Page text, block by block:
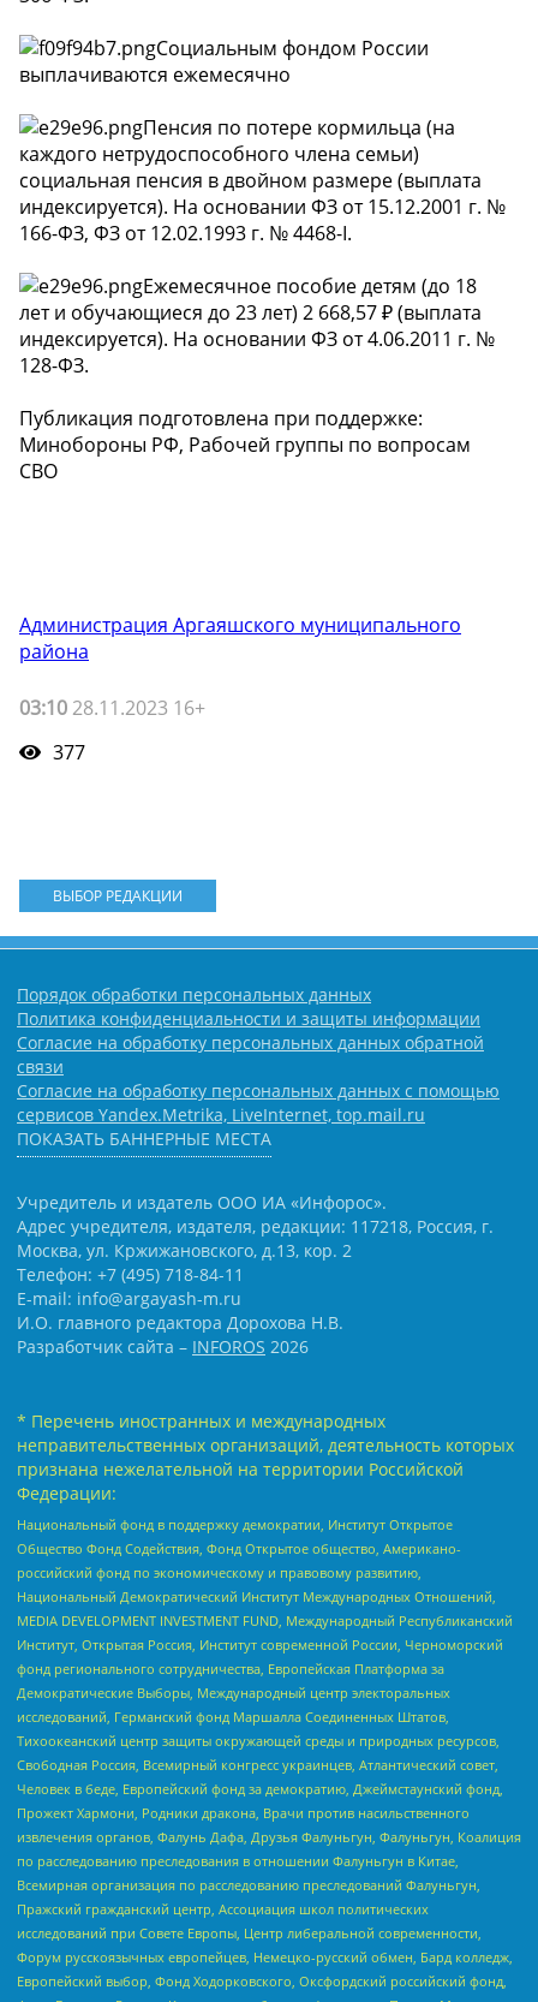
Социальным фондом России
выплачиваются ежемесячно
Пенсия по потере кормильца (на
каждого нетрудоспособного члена семьи)
социальная пенсия в двойном размере (выплата
индексируется). На основании ФЗ от 15.12.2001 г. №
166-ФЗ, ФЗ от 12.02.1993 г. № 4468-I.
Ежемесячное пособие детям (до 18
лет и обучающиеся до 23 лет) 2 668,57 ₽ (выплата
индексируется). На основании ФЗ от 4.06.2011 г. №
128-ФЗ.
Публикация подготовлена при поддержке:
Минобороны РФ, Рабочей группы по вопросам
СВО
Администрация Аргаяшского муниципального
района
03:10 28.11.2023 16+
377
ВЫБОР РЕДАКЦИИ
Порядок обработки персональных данных
Политика конфиденциальности и защиты информации
Согласие на обработку персональных данных обратной
связи
Согласие на обработку персональных данных с помощью
сервисов Yandex.Metrika, LiveInternet, top.mail.ru
ПОКАЗАТЬ БАННЕРНЫЕ МЕСТА
Учредитель и издатель ООО ИА «Инфорос».
Адрес учредителя, издателя, редакции: 117218, Россия, г.
Москва, ул. Кржижановского, д.13, кор. 2
Телефон: +7 (495) 718-84-11
E-mail: info@argayash-m.ru
И.О. главного редактора Дорохова Н.В.
Разработчик сайта – INFOROS 2026
* Перечень иностранных и международных
неправительственных организаций, деятельность которых
признана нежелательной на территории Российской
Федерации:
Национальный фонд в поддержку демократии, Институт Открытое
Общество Фонд Содействия, Фонд Открытое общество, Американо-
российский фонд по экономическому и правовому развитию,
Национальный Демократический Институт Международных Отношений,
MEDIA DEVELOPMENT INVESTMENT FUND, Международный Республиканский
Институт, Открытая Россия, Институт современной России, Черноморский
фонд регионального сотрудничества, Европейская Платформа за
Демократические Выборы, Международный центр электоральных
исследований, Германский фонд Маршалла Соединенных Штатов,
Тихоокеанский центр защиты окружающей среды и природных ресурсов,
Свободная Россия, Всемирный конгресс украинцев, Атлантический совет,
Человек в беде, Европейский фонд за демократию, Джеймстаунский фонд,
Прожект Хармони, Родники дракона, Врачи против насильственного
извлечения органов, Фалунь Дафа, Друзья Фалуньгун, Фалуньгун, Коалиция
по расследованию преследования в отношении Фалуньгун в Китае,
Всемирная организация по расследованию преследований Фалуньгун,
Пражский гражданский центр, Ассоциация школ политических
исследований при Совете Европы, Центр либеральной современности,
Форум русскоязычных европейцев, Немецко-русский обмен, Бард колледж,
Европейский выбор, Фонд Ходорковского, Оксфордский российский фонд,